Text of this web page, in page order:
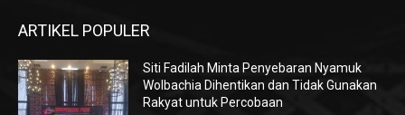
ARTIKEL POPULER
Siti Fadilah Minta Penyebaran Nyamuk
Wolbachia Dihentikan dan Tidak Gunakan
Rakyat untuk Percobaan